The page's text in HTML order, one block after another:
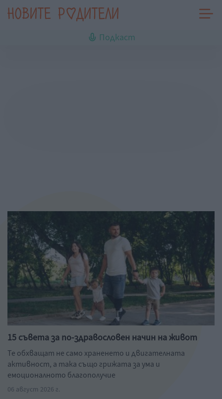
Подкаст
15 съвета за по-здравословен начин на живот
Те обхващат не само храненето и двигателната
активност, а така също грижата за ума и
емоционалното благополучие
06 август 2026 г.